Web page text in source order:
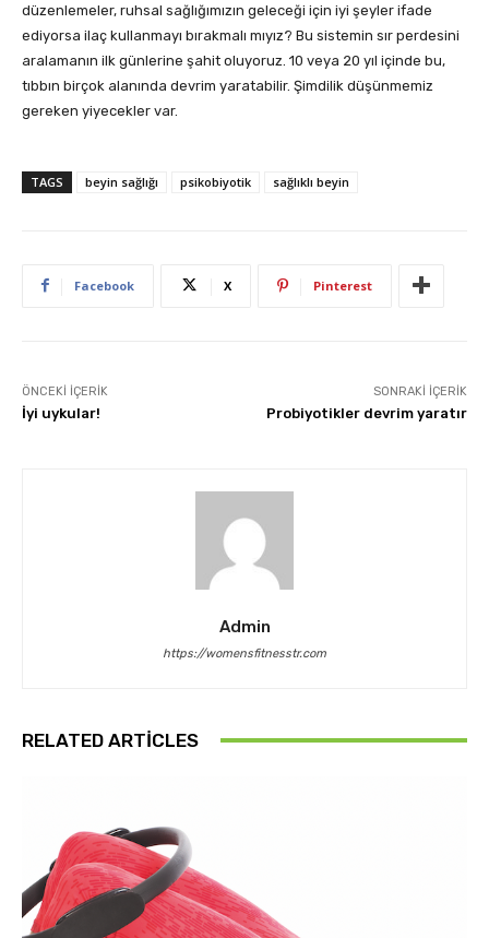
düzenlemeler, ruhsal sağlığımızın geleceği için iyi şeyler ifade
ediyorsa ilaç kullanmayı bırakmalı mıyız? Bu sistemin sır perdesini
aralamanın ilk günlerine şahit oluyoruz. 10 veya 20 yıl içinde bu,
tıbbın birçok alanında devrim yaratabilir. Şimdilik düşünmemiz
gereken yiyecekler var.
TAGS beyin sağlığı psikobiyotik sağlıklı beyin
Facebook X Pinterest
ÖNCEKI İÇERIK
İyi uykular!
SONRAKI İÇERIK
Probiyotikler devrim yaratır
Admin
https://womensfitnesstr.com
RELATED ARTICLES